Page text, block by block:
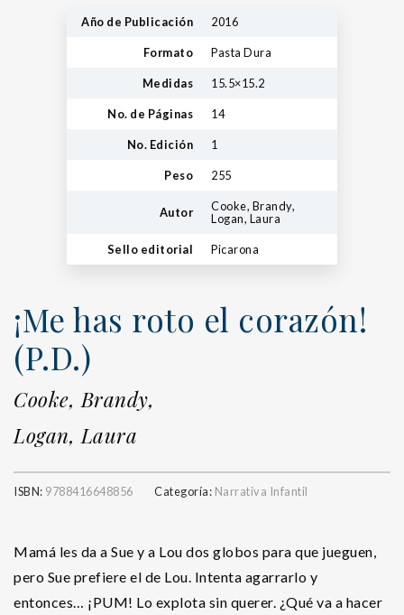
Año de Publicación 2016
Formato Pasta Dura
Medidas 15.5×15.2
No. de Páginas 14
No. Edición 1
Peso 255
Autor
Cooke, Brandy,
Logan, Laura
Sello editorial Picarona
¡Me has roto el corazón!
(P.D.)
Cooke, Brandy,
Logan, Laura
ISBN: 9788416648856 Categoría: Narrativa Infantil
Mamá les da a Sue y a Lou dos globos para que jueguen,
pero Sue prefiere el de Lou. Intenta agarrarlo y
entonces… ¡PUM! Lo explota sin querer. ¿Qué va a hacer